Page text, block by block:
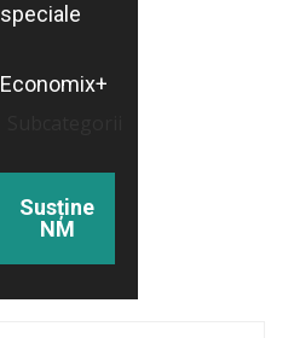
speciale
Economix+
Susține
NM